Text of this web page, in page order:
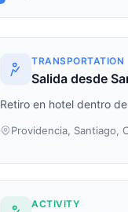
TRANSPORTATION
Salida desde
Retiro en hotel dentro
Providencia, Santiago,
ACTIVITY